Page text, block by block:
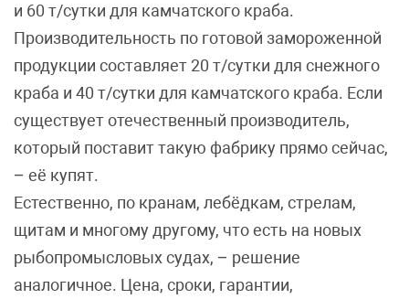
и 60 т/сутки для камчатского краба.
Производительность по готовой замороженной
продукции составляет 20 т/сутки для снежного
краба и 40 т/сутки для камчатского краба. Если
существует отечественный производитель,
который поставит такую фабрику прямо сейчас,
– её купят.
Естественно, по кранам, лебёдкам, стрелам,
щитам и многому другому, что есть на новых
рыбопромысловых судах, – решение
аналогичное. Цена, сроки, гарантии,